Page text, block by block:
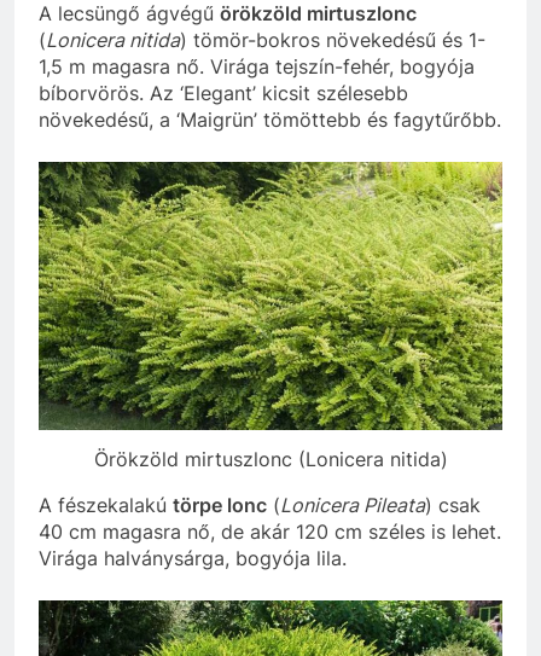
A lecsüngő ágvégű örökzöld mirtuszlonc
(Lonicera nitida) tömör-bokros növekedésű és 1-
1,5 m magasra nő. Virága tejszín-fehér, bogyója
bíborvörös. Az ‘Elegant’ kicsit szélesebb
növekedésű, a ‘Maigrün’ tömöttebb és fagytűrőbb.
Örökzöld mirtuszlonc (Lonicera nitida)
A fészekalakú törpe lonc (Lonicera Pileata) csak
40 cm magasra nő, de akár 120 cm széles is lehet.
Virága halványsárga, bogyója lila.